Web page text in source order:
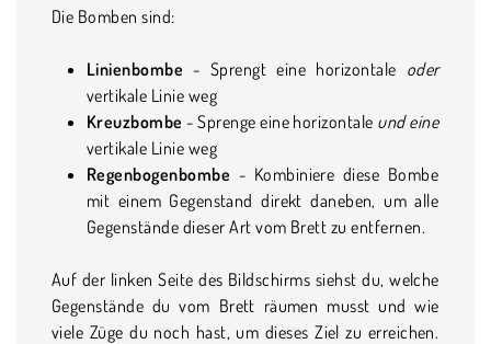
Die Bomben sind:
Linienbombe - Sprengt eine horizontale oder
vertikale Linie weg
Kreuzbombe - Sprenge eine horizontale und eine
vertikale Linie weg
Regenbogenbombe - Kombiniere diese Bombe
mit einem Gegenstand direkt daneben, um alle
Gegenstände dieser Art vom Brett zu entfernen.
Auf der linken Seite des Bildschirms siehst du, welche
Gegenstände du vom Brett räumen musst und wie
viele Züge du noch hast, um dieses Ziel zu erreichen.